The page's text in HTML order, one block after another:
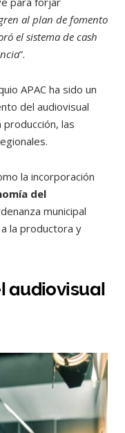
al plan de fomento
el sistema de cash
”.
APAC ha sido un
del audiovisual
las
la incorporación
del
municipal
la productora y
audiovisual